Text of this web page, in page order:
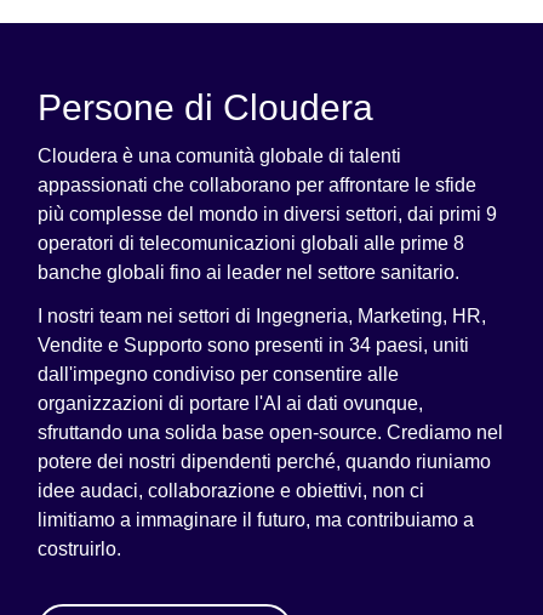
Persone di Cloudera
Cloudera è una comunità globale di talenti
appassionati che collaborano per affrontare le sfide
più complesse del mondo in diversi settori, dai primi 9
operatori di telecomunicazioni globali alle prime 8
banche globali fino ai leader nel settore sanitario.
I nostri team nei settori di Ingegneria, Marketing, HR,
Vendite e Supporto sono presenti in 34 paesi, uniti
dall'impegno condiviso per consentire alle
organizzazioni di portare l'AI ai dati ovunque,
sfruttando una solida base open-source. Crediamo nel
potere dei nostri dipendenti perché, quando riuniamo
idee audaci, collaborazione e obiettivi, non ci
limitiamo a immaginare il futuro, ma contribuiamo a
costruirlo.